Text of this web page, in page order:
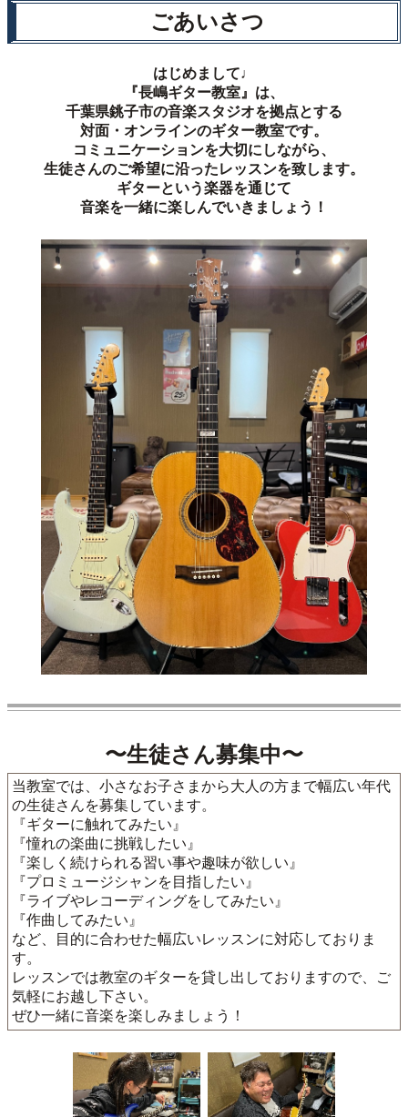
ごあいさつ
はじめまして♩
『長嶋ギター教室』は、
千葉県銚子市の音楽スタジオを拠点とする
対面・オンラインのギター教室です。
コミュニケーションを大切にしながら、
生徒さんのご希望に沿ったレッスンを致します。
ギターという楽器を通じて
音楽を一緒に楽しんでいきましょう！
〜生徒さん募集中〜
当教室では、小さなお子さまから大人の方まで幅広い年代
の生徒さんを募集しています。
『ギターに触れてみたい』
『憧れの楽曲に挑戦したい』
『楽しく続けられる習い事や趣味が欲しい』
『プロミュージシャンを目指したい』
『ライブやレコーディングをしてみたい』
『作曲してみたい』
など、目的に合わせた幅広いレッスンに対応しておりま
す。
レッスンでは教室のギターを貸し出しておりますので、ご
気軽にお越し下さい。
ぜひ一緒に音楽を楽しみましょう！